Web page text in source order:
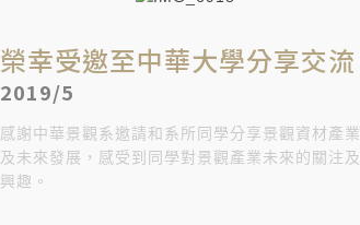
榮幸受邀至中華大學分享交流
2019/5
感謝中華景觀系邀請和系所同學分享景觀資材產業
及未來發展，感受到同學對景觀產業未來的關注及
興趣。